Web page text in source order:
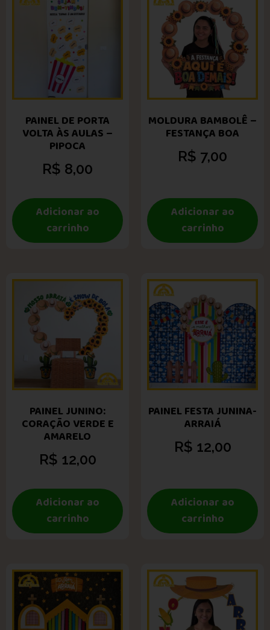
PAINEL DE PORTA
VOLTA ÀS AULAS –
PIPOCA
R$ 8,00
Adicionar ao
carrinho
MOLDURA BAMBOLÊ –
FESTANÇA BOA
R$ 7,00
Adicionar ao
carrinho
PAINEL JUNINO:
CORAÇÃO VERDE E
AMARELO
R$ 12,00
Adicionar ao
carrinho
PAINEL FESTA JUNINA-
ARRAIÁ
R$ 12,00
Adicionar ao
carrinho